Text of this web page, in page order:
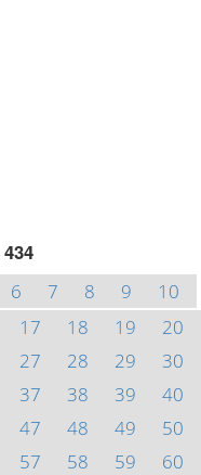
434
6 7 8 9
10
17 18 19
20
27 28 29
30
37 38 39
40
47 48 49
50
57 58 59
60